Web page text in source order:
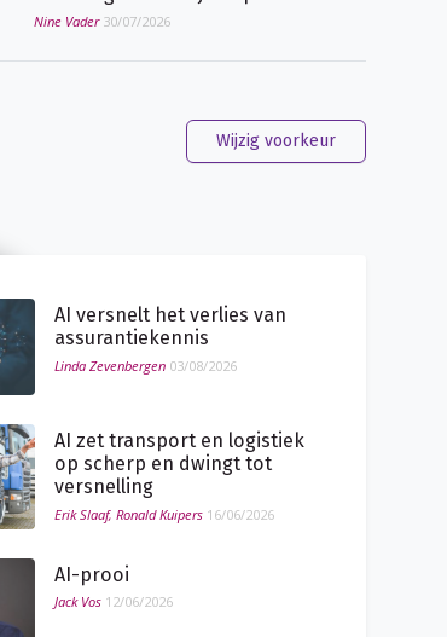
Nine Vader 30/07/2026
Wijzig voorkeur
AI versnelt het verlies van
assurantiekennis
Linda Zevenbergen 03/08/2026
AI zet transport en logistiek
op scherp en dwingt tot
versnelling
Erik Slaaf, Ronald Kuipers 16/06/2026
AI-prooi
Jack Vos 12/06/2026